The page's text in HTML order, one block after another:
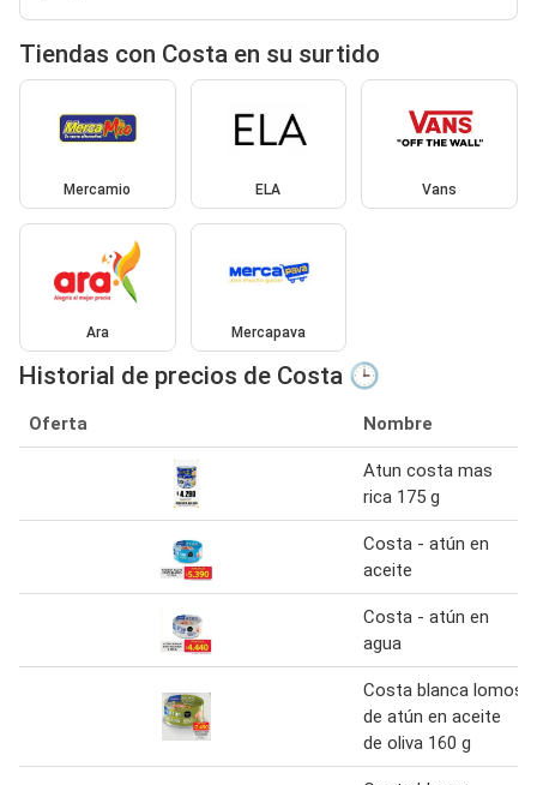
Tiendas con Costa en su surtido
Mercamio ELA Vans
Ara Mercapava
Historial de precios de Costa 🕒
Oferta Nombre
Atun costa mas
rica 175 g
Costa - atún en
aceite
Costa - atún en
agua
Costa blanca lomos
de atún en aceite
de oliva 160 g